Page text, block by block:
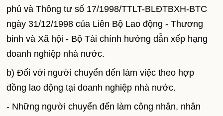
phủ và Thông tư số 17/1998/TTLT-BLĐTBXH-BTC
ngày 31/12/1998 của Liên Bộ Lao động - Thương
binh và Xã hội - Bộ Tài chính hướng dẫn xếp hạng
doanh nghiệp nhà nước.
b) Đối với người chuyển đến làm việc theo hợp
đồng lao động tại doanh nghiệp nhà nước.
- Những người chuyển đến làm công nhân, nhân